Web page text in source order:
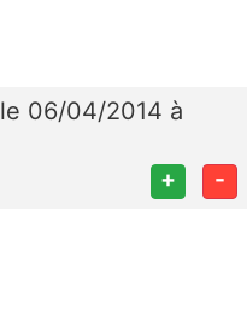
le 06/04/2014 à
+ -